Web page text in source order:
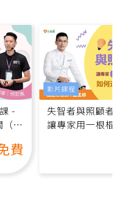
-
線
費
失智者與照顧者
讓專家用一根棍
影片課程